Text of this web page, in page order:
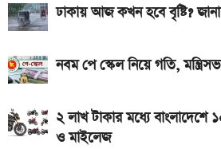
ও 4G
iQOO Z11-এ থাকছে ৬.৮৩ ইঞ্চির
Bajaj Pulsar N160 S: দাম,
ঢাকায় আজ কখন হবে বৃষ্টি?
নবম পে স্কেল নিয়ে গতি,
২ লাখ টাকার মধ্যে বাংলাদেশে
ও মাইলেজ